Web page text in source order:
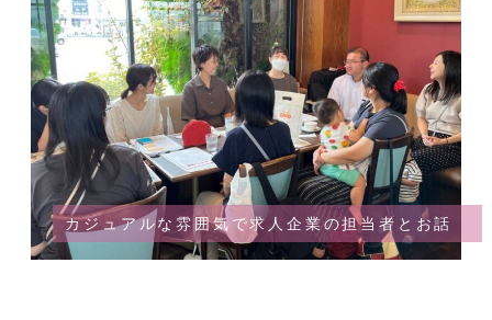
カジュアルな雰囲気で求人企業の担当者とお話